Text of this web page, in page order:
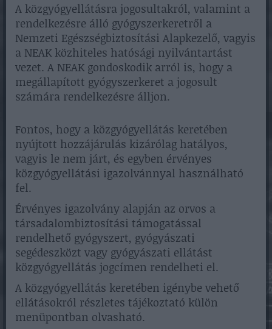
A közgyógyellátásra jogosultakról, valamint a
rendelkezésre álló gyógyszerkeretről a
Nemzeti Egészségbiztosítási Alapkezelő, vagyis
a NEAK közhiteles hatósági nyilvántartást
vezet. A NEAK gondoskodik arról is, hogy a
megállapított gyógyszerkeret a jogosult
számára rendelkezésre álljon.
Fontos, hogy a közgyógyellátás keretében
nyújtott hozzájárulás kizárólag hatályos,
vagyis le nem járt, és egyben érvényes
közgyógyellátási igazolvánnyal használható
fel.
Érvényes igazolvány alapján az orvos a
társadalombiztosítási támogatással
rendelhető gyógyszert, gyógyászati
segédeszközt vagy gyógyászati ellátást
közgyógyellátás jogcímen rendelheti el.
A közgyógyellátás keretében igénybe vehető
ellátásokról részletes tájékoztató külön
menüpontban olvasható.